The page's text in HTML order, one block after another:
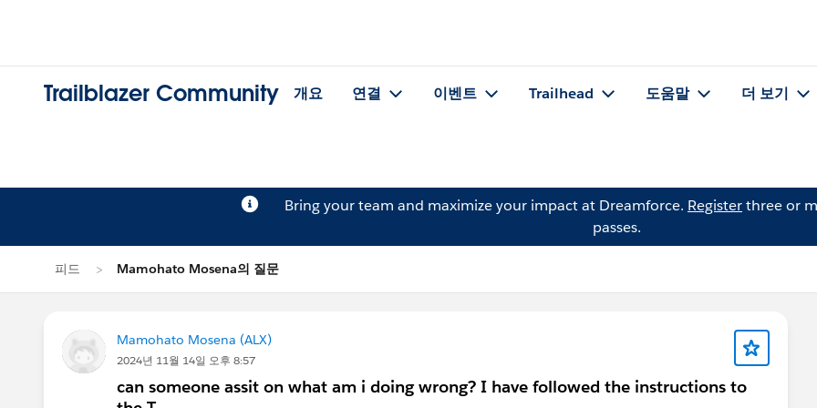
Trailblazer Community 개요 연결 이벤트 Trailhead 도움말 더 보기
Bring your team and maximize your impact at Dreamforce. Registerthree or
passes.
피드 Mamohato Mosena의 질문
Mamohato Mosena (ALX)
2024년 11월 14일 오후 8:57
can someone assit on what am i doing wrong? I have followed the instructions to